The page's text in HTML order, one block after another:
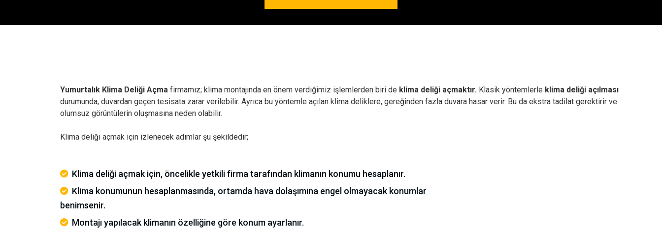
Yumurtalık Klima Deliği Açma firmamız; klima montajında en önem verdiğimiz işlemlerden biri de klima deliği açmaktır. Klasik yöntemlerle klima deliği açılması
durumunda, duvardan geçen tesisata zarar verilebilir. Ayrıca bu yöntemle açılan klima deliklere, gereğinden fazla duvara hasar verir. Bu da ekstra tadilat gerektirir ve
olumsuz görüntülerin oluşmasına neden olabilir.
Klima deliği açmak için izlenecek adımlar şu şekildedir;
Klima deliği açmak için, öncelikle yetkili firma tarafından klimanın konumu hesaplanır.
Klima konumunun hesaplanmasında, ortamda hava dolaşımına engel olmayacak konumlar
benimsenir.
Montajı yapılacak klimanın özelliğine göre konum ayarlanır.